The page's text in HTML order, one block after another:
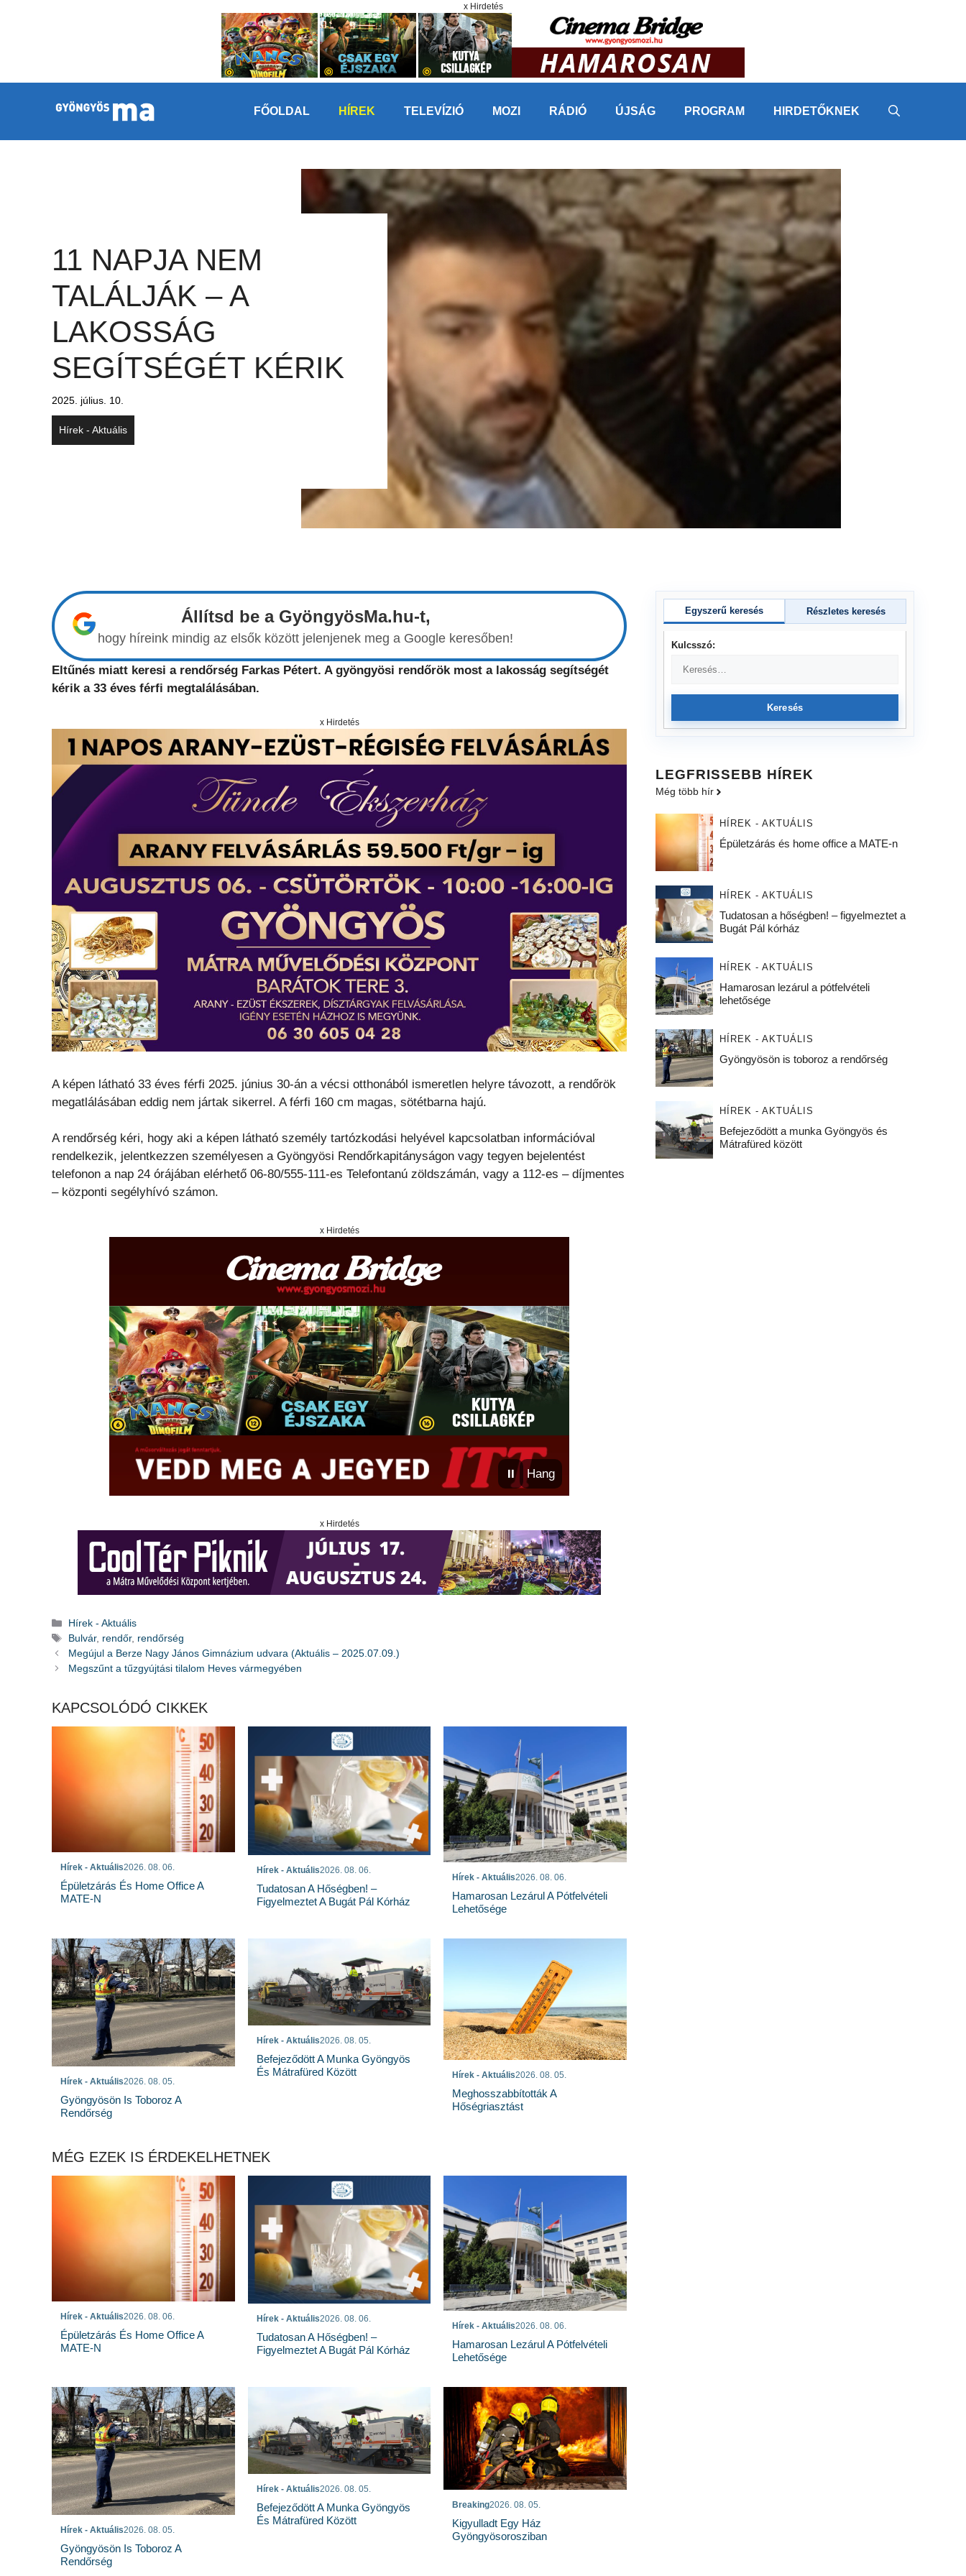
x Hirdetés
FŐOLDAL HÍREK TELEVÍZIÓ MOZI RÁDIÓ ÚJSÁG PROGRAM HIRDETŐKNEK
11 NAPJA NEM
TALÁLJÁK – A
LAKOSSÁG
SEGÍTSÉGÉT KÉRIK
2025. július. 10.
Hírek - Aktuális
Állítsd be a GyöngyösMa.hu-t,
hogy híreink mindig az elsők között jelenjenek meg a Google keresőben!
Eltűnés miatt keresi a rendőrség Farkas Pétert. A gyöngyösi rendőrök most a lakosság segítségét
kérik a 33 éves férfi megtalálásában.
x Hirdetés
A képen látható 33 éves férfi 2025. június 30-án a vécsi otthonából ismeretlen helyre távozott, a rendőrök
megatlálásában eddig nem jártak sikerrel. A férfi 160 cm magas, sötétbarna hajú.
A rendőrség kéri, hogy aki a képen látható személy tartózkodási helyével kapcsolatban információval
rendelkezik, jelentkezzen személyesen a Gyöngyösi Rendőrkapitányságon vagy tegyen bejelentést
telefonon a nap 24 órájában elérhető 06-80/555-111-es Telefontanú zöldszámán, vagy a 112-es – díjmentes
– központi segélyhívó számon.
x Hirdetés
⏸ Hang
x Hirdetés
Kategória
Hírek - Aktuális
Címkék
Bulvár, rendőr, rendőrség
Megújul a Berze Nagy János Gimnázium udvara (Aktuális – 2025.07.09.)
Megszűnt a tűzgyújtási tilalom Heves vármegyében
KAPCSOLÓDÓ CIKKEK
Hírek - Aktuális2026. 08. 06.
Épületzárás És Home Office A
MATE-N
Hírek - Aktuális2026. 08. 06.
Tudatosan A Hőségben! –
Figyelmeztet A Bugát Pál Kórház
Hírek - Aktuális2026. 08. 06.
Hamarosan Lezárul A Pótfelvételi
Lehetősége
Hírek - Aktuális2026. 08. 05.
Gyöngyösön Is Toboroz A
Rendőrség
Hírek - Aktuális2026. 08. 05.
Befejeződött A Munka Gyöngyös
És Mátrafüred Között
Hírek - Aktuális2026. 08. 05.
Meghosszabbították A
Hőségriasztást
MÉG EZEK IS ÉRDEKELHETNEK
Hírek - Aktuális2026. 08. 06.
Épületzárás És Home Office A
MATE-N
Hírek - Aktuális2026. 08. 06.
Tudatosan A Hőségben! –
Figyelmeztet A Bugát Pál Kórház
Hírek - Aktuális2026. 08. 06.
Hamarosan Lezárul A Pótfelvételi
Lehetősége
Hírek - Aktuális2026. 08. 05.
Gyöngyösön Is Toboroz A
Rendőrség
Hírek - Aktuális2026. 08. 05.
Befejeződött A Munka Gyöngyös
És Mátrafüred Között
Breaking2026. 08. 05.
Kigyulladt Egy Ház
Gyöngyösorosziban
Egyszerű keresés Részletes keresés
Kulcsszó:
Keresés
LEGFRISSEBB HÍREK
Még több hír
HÍREK - AKTUÁLIS
Épületzárás és home office a MATE-n
HÍREK - AKTUÁLIS
Tudatosan a hőségben! – figyelmeztet a
Bugát Pál kórház
HÍREK - AKTUÁLIS
Hamarosan lezárul a pótfelvételi
lehetősége
HÍREK - AKTUÁLIS
Gyöngyösön is toboroz a rendőrség
HÍREK - AKTUÁLIS
Befejeződött a munka Gyöngyös és
Mátrafüred között